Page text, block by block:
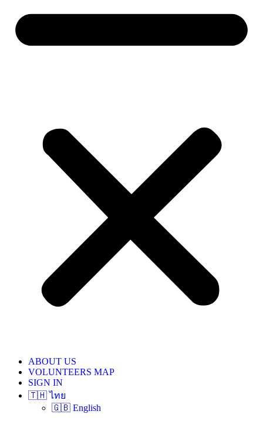
ABOUT US
VOLUNTEERS MAP
SIGN IN
🇹🇭 ไทย
🇬🇧 English